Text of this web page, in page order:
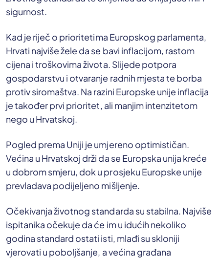
sigurnost.
Kad je riječ o prioritetima Europskog parlamenta,
Hrvati najviše žele da se bavi inflacijom, rastom
cijena i troškovima života. Slijede potpora
gospodarstvu i otvaranje radnih mjesta te borba
protiv siromaštva. Na razini Europske unije inflacija
je također prvi prioritet, ali manjim intenzitetom
nego u Hrvatskoj.
Pogled prema Uniji je umjereno optimističan.
Većina u Hrvatskoj drži da se Europska unija kreće
u dobrom smjeru, dok u prosjeku Europske unije
prevladava podijeljeno mišljenje.
Očekivanja životnog standarda su stabilna. Najviše
ispitanika očekuje da će im u idućih nekoliko
godina standard ostati isti, mlađi su skloniji
vjerovati u poboljšanje, a većina građana